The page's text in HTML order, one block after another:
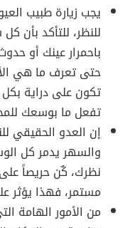
يجب زيارة طبيب
للنظر، للتأكد بأن
باحمرار عينك أو
حتى تعرف ما هي
تكون على دراية
تفعل ما بوسعك
إن العدو الحقيقي
والسهر يدمر كل
نظرك، كٌن حريصاً
مستمر، فهذا يؤثر
من الأمور الهامة